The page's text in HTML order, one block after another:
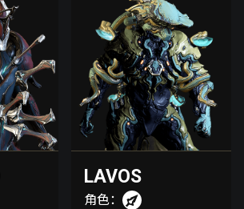
LAVOS
角色：